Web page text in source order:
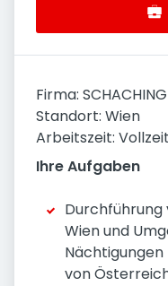
Firma:
Standort: Wien
Arbeitszeit: Vollzeit
Ihre Aufgaben
Durchführung
Wien und
von